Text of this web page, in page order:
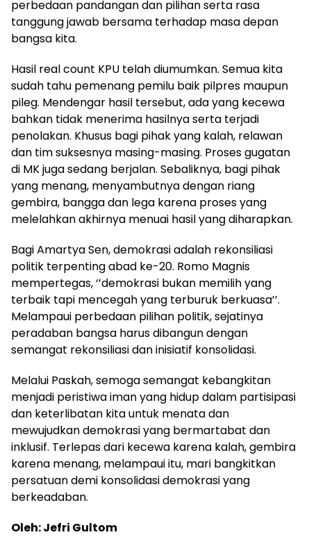
perbedaan pandangan dan pilihan serta rasa
tanggung jawab bersama terhadap masa depan
bangsa kita.
Hasil real count KPU telah diumumkan. Semua kita
sudah tahu pemenang pemilu baik pilpres maupun
pileg. Mendengar hasil tersebut, ada yang kecewa
bahkan tidak menerima hasilnya serta terjadi
penolakan. Khusus bagi pihak yang kalah, relawan
dan tim suksesnya masing-masing. Proses gugatan
di MK juga sedang berjalan. Sebaliknya, bagi pihak
yang menang, menyambutnya dengan riang
gembira, bangga dan lega karena proses yang
melelahkan akhirnya menuai hasil yang diharapkan.
Bagi Amartya Sen, demokrasi adalah rekonsiliasi
politik terpenting abad ke-20. Romo Magnis
mempertegas, ‘’demokrasi bukan memilih yang
terbaik tapi mencegah yang terburuk berkuasa’’.
Melampaui perbedaan pilihan politik, sejatinya
peradaban bangsa harus dibangun dengan
semangat rekonsiliasi dan inisiatif konsolidasi.
Melalui Paskah, semoga semangat kebangkitan
menjadi peristiwa iman yang hidup dalam partisipasi
dan keterlibatan kita untuk menata dan
mewujudkan demokrasi yang bermartabat dan
inklusif. Terlepas dari kecewa karena kalah, gembira
karena menang, melampaui itu, mari bangkitkan
persatuan demi konsolidasi demokrasi yang
berkeadaban.
Oleh: Jefri Gultom